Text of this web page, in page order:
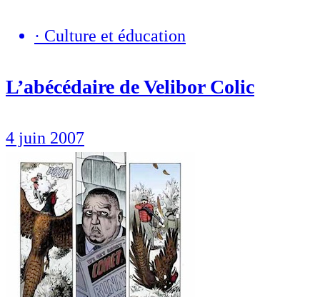
· Culture et éducation
L’abécédaire de Velibor Colic
4 juin 2007